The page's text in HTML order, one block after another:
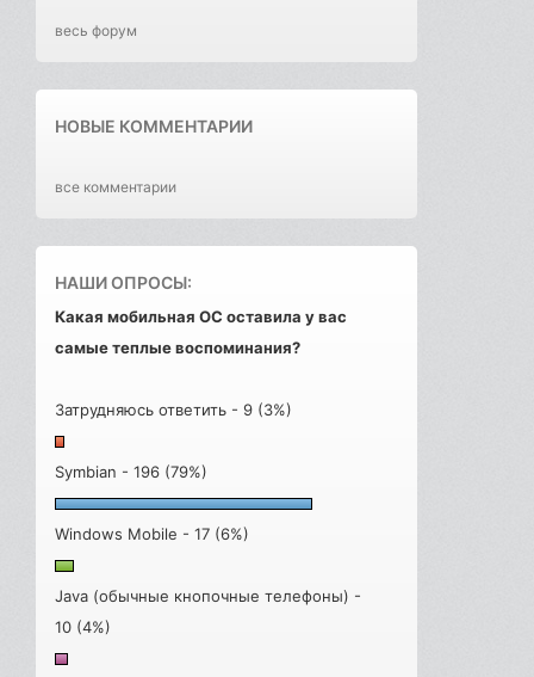
весь форум
НОВЫЕ КОММЕНТАРИИ
все комментарии
НАШИ ОПРОСЫ:
Какая мобильная ОС оставила у вас
самые теплые воспоминания?
Затрудняюсь ответить - 9 (3%)
Symbian - 196 (79%)
Windows Mobile - 17 (6%)
Java (обычные кнопочные телефоны) -
10 (4%)